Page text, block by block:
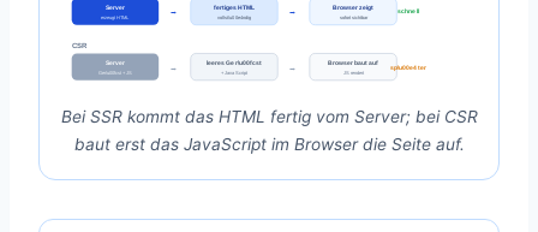
Server
erzeugt HTML
→ fertiges HTML
vollst\u00e4ndig
→ Browser zeigt
sofort sichtbar
schnell
CSR
Server
Ger\u00fcst + JS
leeres Ger\u00fcst
+ JavaScript
Browser baut auf
JS rendert
sp\u00e4ter
Bei SSR kommt das HTML fertig vom Server; bei CSR
baut erst das JavaScript im Browser die Seite auf.